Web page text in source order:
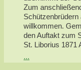
Zum
willkommen.
den Auftakt zum
St. Liborius 1871
...